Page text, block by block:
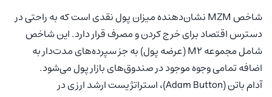
شاخص MZM نشان‌دهنده میزان پول نقدی است که به راحتی در
دسترس اقتصاد برای خرج کردن و مصرف قرار دارد. این شاخص
شامل مجموعه M2 (عرضه پول) به جز سپرده‌های مدت‌دار به
اضافه تمامی وجوه موجود در صندوق‌های بازار پول می‌شود.
آدام باتن (Adam Button)، استراتژیست ارشد ارزی در